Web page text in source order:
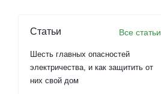
Статьи Все статьи
Шесть главных опасностей
электричества, и как защитить от
них свой дом